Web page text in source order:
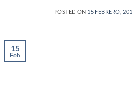
POSTED ON 15 FEBRERO,
15
Feb